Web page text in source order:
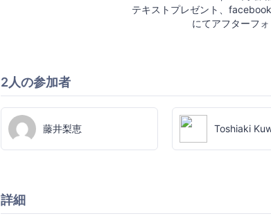
テキストプレゼント、
にてアフターフ
2人の参加者
藤井梨恵 Toshiaki
詳細